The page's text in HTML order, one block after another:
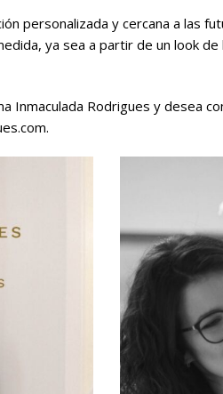
personalizada y cercana a las
ya sea a partir de un look
Inmaculada Rodrigues y desea